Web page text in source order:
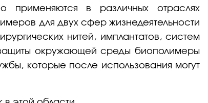
применяются в различных отраслях
для двух сфер жизнедеятельности
нитей, имплантатов, систем
защиты окружающей среды биополимеры
которые после использования могут